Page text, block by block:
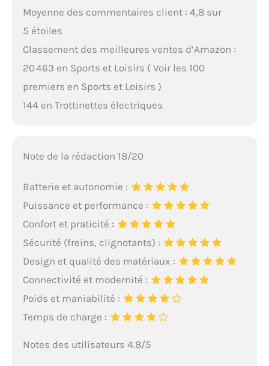
Moyenne des commentaires client : 4,8 sur
5 étoiles
Classement des meilleures ventes d’Amazon :
20 463 en Sports et Loisirs ( Voir les 100
premiers en Sports et Loisirs )
144 en Trottinettes électriques
Note de la rédaction 18/20
Batterie et autonomie :
Puissance et performance :
Confort et praticité :
Sécurité (freins, clignotants) :
Design et qualité des matériaux :
Connectivité et modernité :
Poids et maniabilité :
Temps de charge :
Notes des utilisateurs 4.8/5